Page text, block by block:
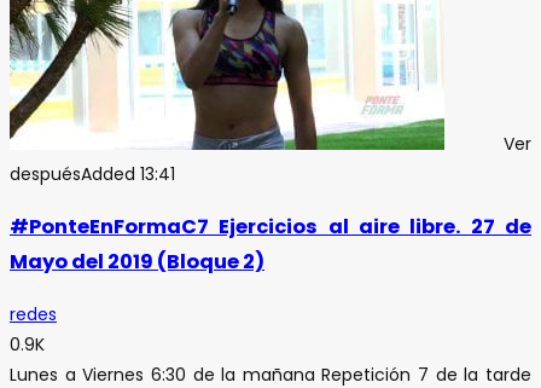
Ver
despuésAdded 13:41
#PonteEnFormaC7 Ejercicios al aire libre. 27 de
Mayo del 2019 (Bloque 2)
redes
0.9K
Lunes a Viernes 6:30 de la mañana Repetición 7 de la tarde